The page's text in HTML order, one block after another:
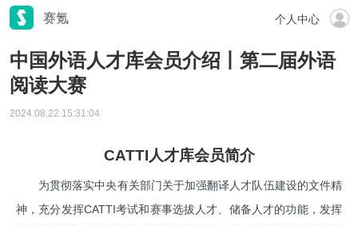
赛氪 个人中心
中国外语人才库会员介绍丨第二届外语
阅读大赛
2024.08.22 15:31:04
CATTI人才库会员简介
为贯彻落实中央有关部门关于加强翻译人才队伍建设的文件精
神，充分发挥CATTI考试和赛事选拔人才、储备人才的功能，发挥